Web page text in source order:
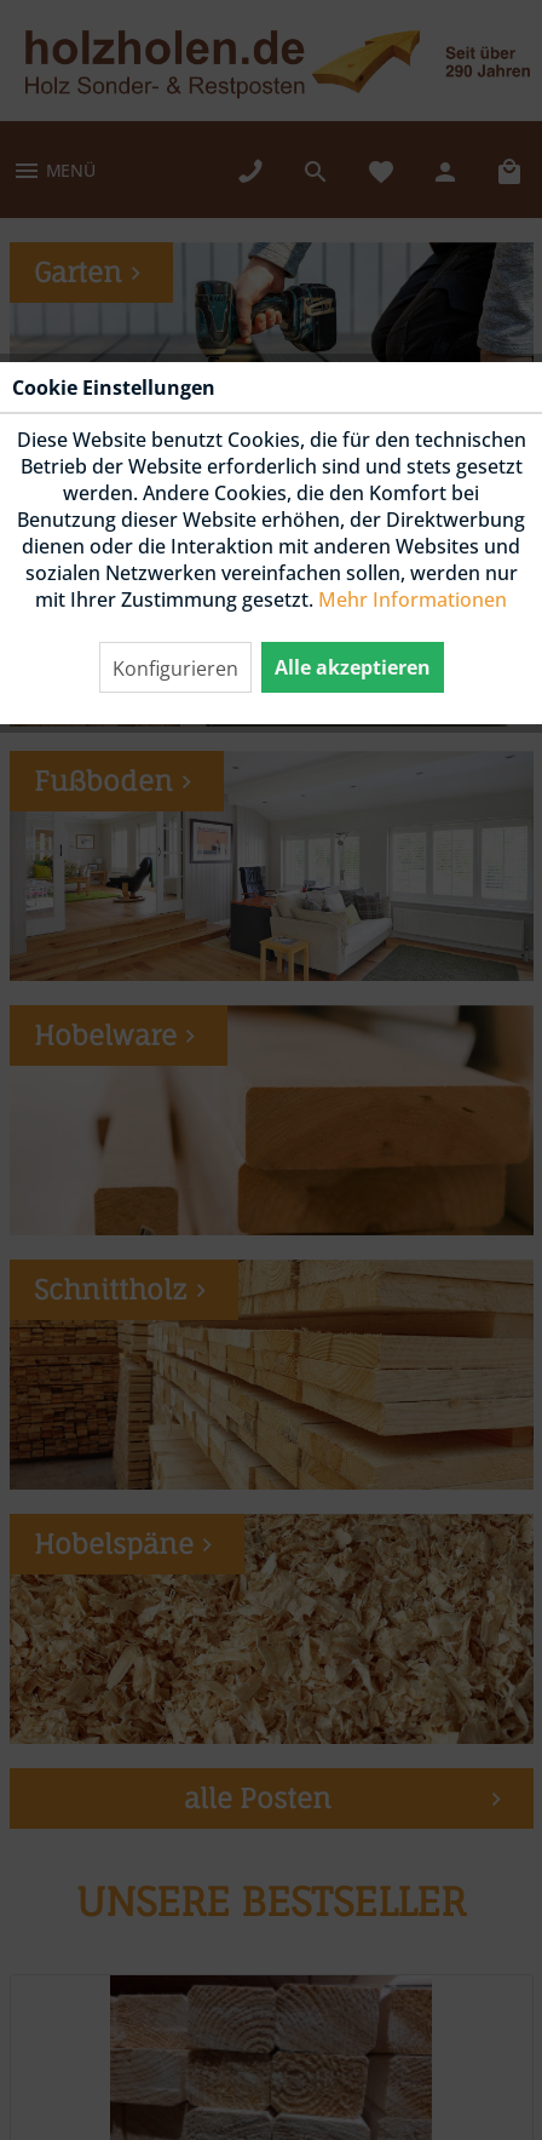
MENÜ
Garten
Fassade
Fußboden
Hobelware
Schnittholz
Hobelspäne
alle Posten
UNSERE BESTSELLER
Muster möglich
Cookie Einstellungen
Diese Website benutzt Cookies, die für den technischen
Betrieb der Website erforderlich sind und stets gesetzt
werden. Andere Cookies, die den Komfort bei
Benutzung dieser Website erhöhen, der Direktwerbung
dienen oder die Interaktion mit anderen Websites und
sozialen Netzwerken vereinfachen sollen, werden nur
mit Ihrer Zustimmung gesetzt. Mehr Informationen
Alle akzeptieren
Konfigurieren